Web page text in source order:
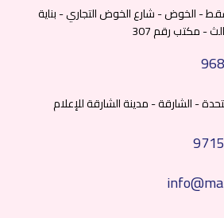
- الخوض - شارع الخوض التجاري - بناية
- مكتب رقم 307
- الشارقة - مدينة الشارقة للإعلام